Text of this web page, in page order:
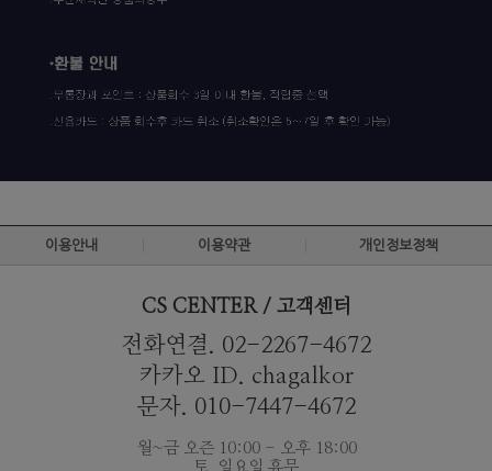
이용안내 이용약관 개인정보정책
CS CENTER / 고객센터
전화연결. 02-2267-4672
카카오 ID. chagalkor
문자. 010-7447-4672
월~금 오즌 10:00 - 오후 18:00
토, 일요일 휴무